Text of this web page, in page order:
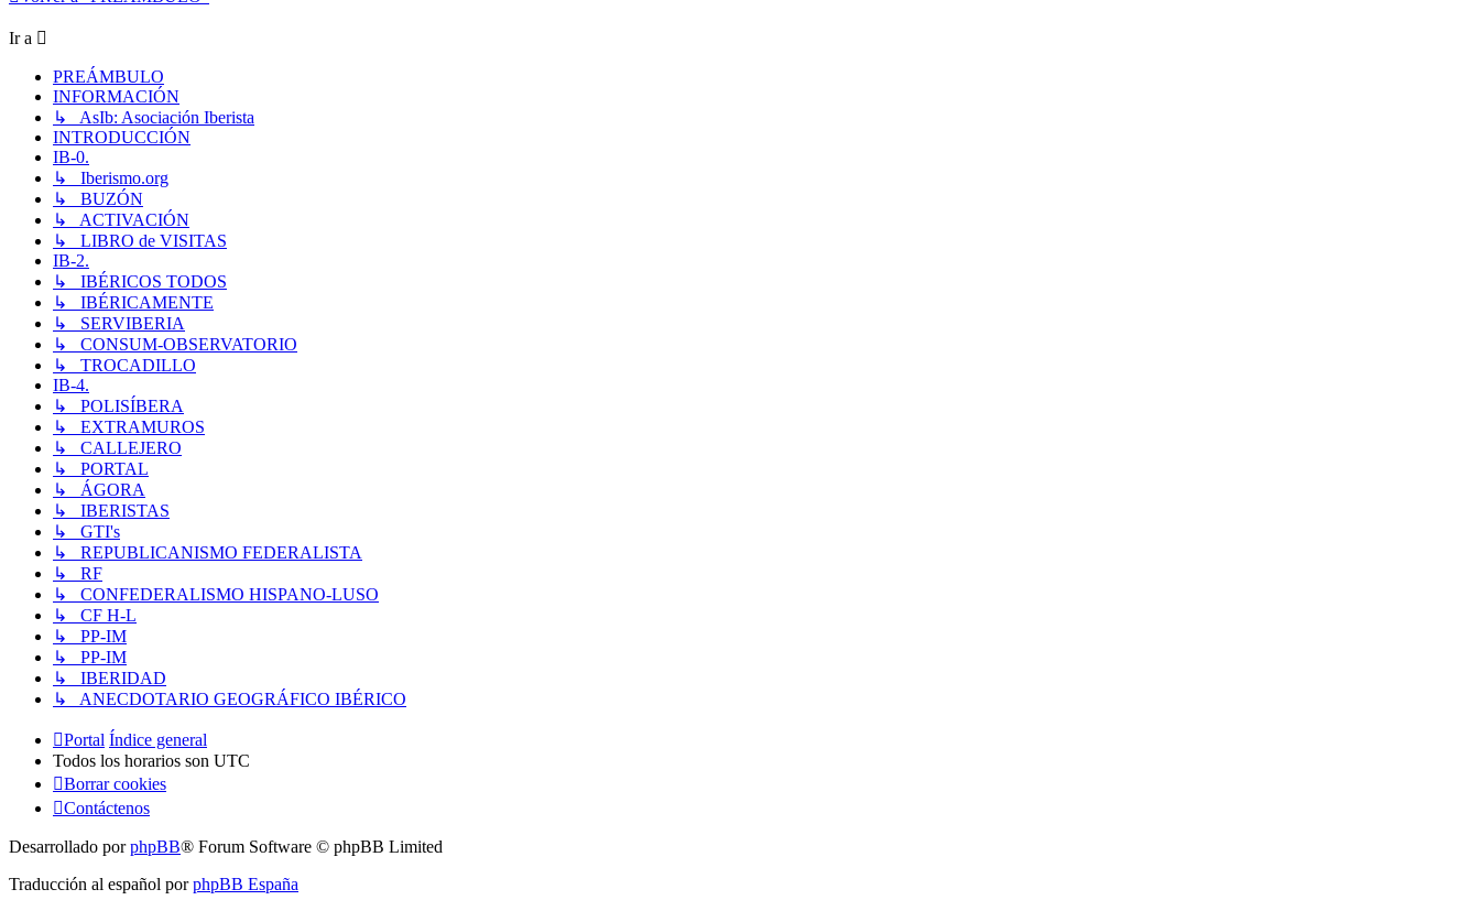
Ir a
PREÁMBULO
INFORMACIÓN
↳ AsIb: Asociación Iberista
INTRODUCCIÓN
IB-0.
↳ Iberismo.org
↳ BUZÓN
↳ ACTIVACIÓN
↳ LIBRO de VISITAS
IB-2.
↳ IBÉRICOS TODOS
↳ IBÉRICAMENTE
↳ SERVIBERIA
↳ CONSUM-OBSERVATORIO
↳ TROCADILLO
IB-4.
↳ POLISÍBERA
↳ EXTRAMUROS
↳ CALLEJERO
↳ PORTAL
↳ ÁGORA
↳ IBERISTAS
↳ GTI's
↳ REPUBLICANISMO FEDERALISTA
↳ RF
↳ CONFEDERALISMO HISPANO-LUSO
↳ CF H-L
↳ PP-IM
↳ PP-IM
↳ IBERIDAD
↳ ANECDOTARIO GEOGRÁFICO IBÉRICO
Portal Índice general
Todos los horarios son UTC
Borrar cookies
Contáctenos
Desarrollado porphpBB® Forum Software © phpBB Limited
Traducción al español porphpBB España